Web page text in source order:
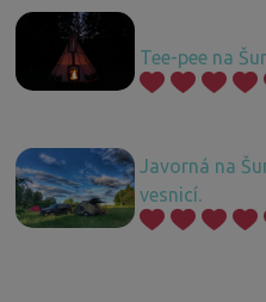
Tee-pee na
Javorná na
vesnicí.